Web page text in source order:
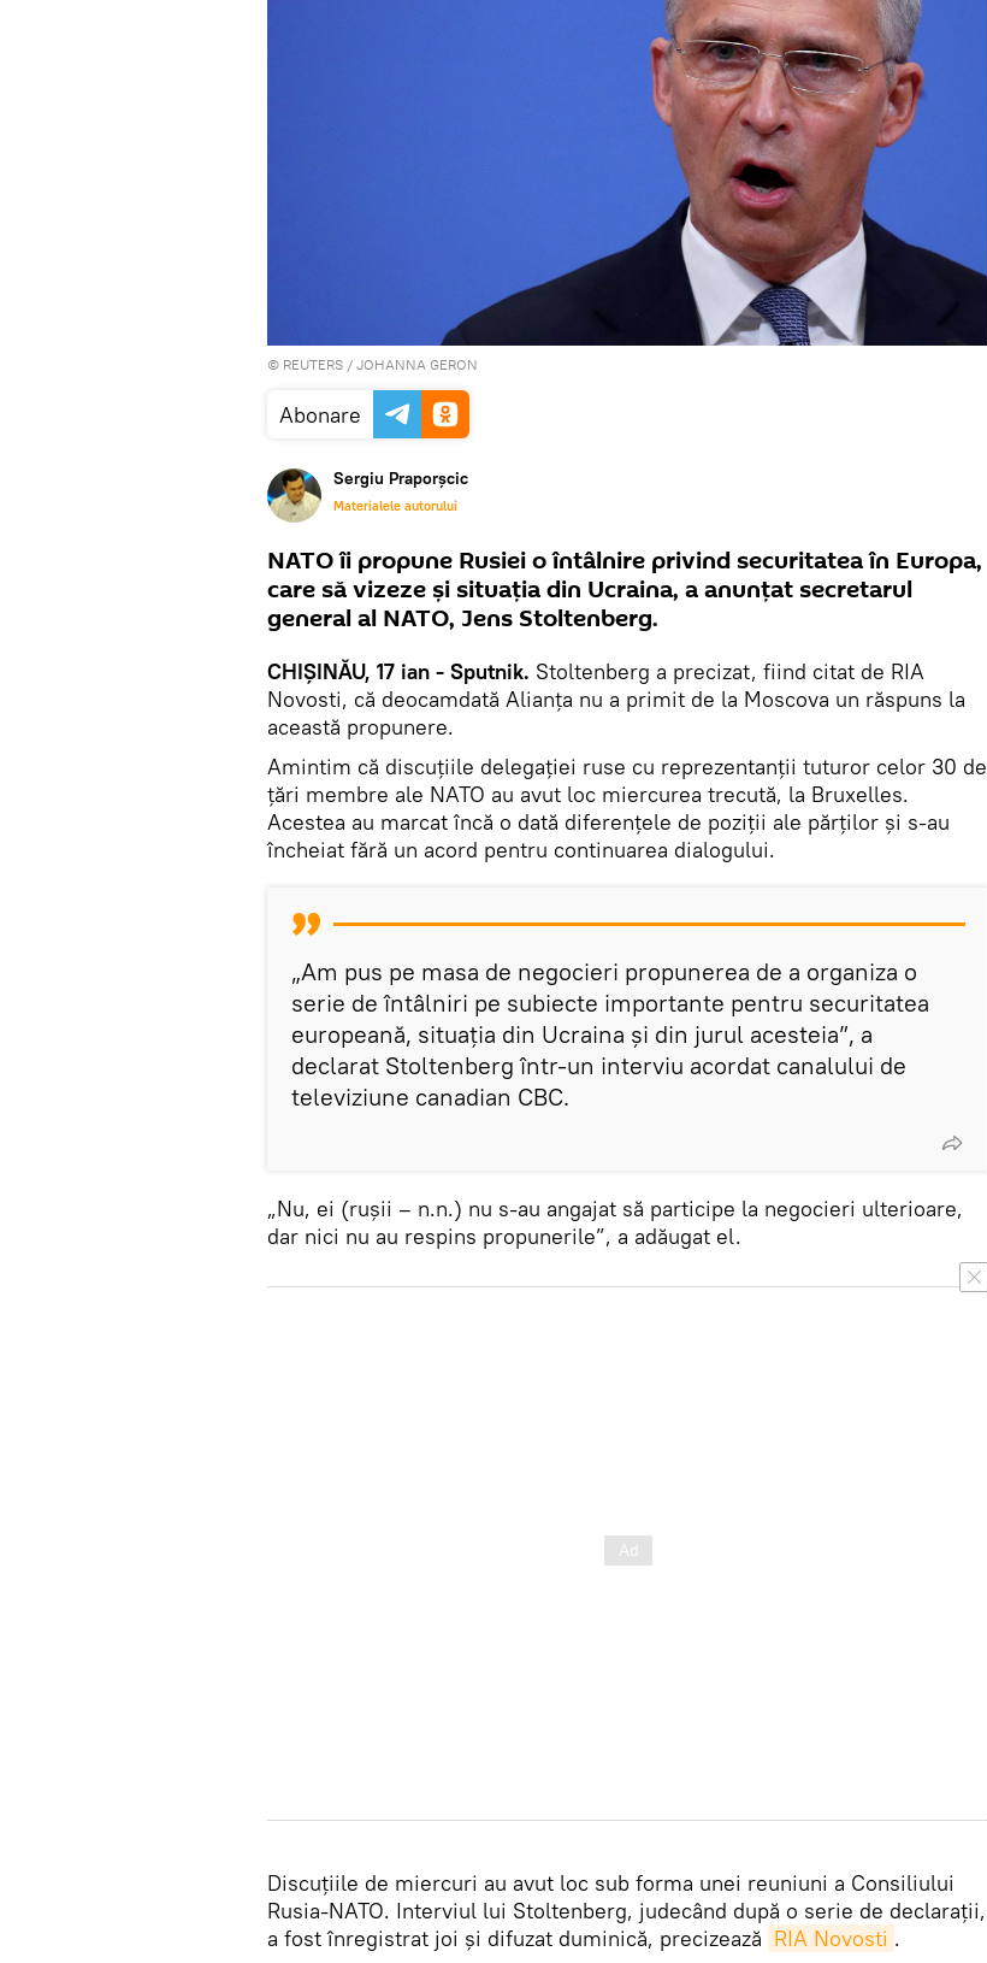
© REUTERS / JOHANNA GERON
Abonare
Sergiu Praporșcic
Materialele autorului
NATO îi propune Rusiei o întâlnire privind securitatea în Europa,
care să vizeze și situația din Ucraina, a anunțat secretarul
general al NATO, Jens Stoltenberg.
CHIȘINĂU, 17 ian - Sputnik. Stoltenberg a precizat, fiind citat de RIA
Novosti, că deocamdată Alianța nu a primit de la Moscova un răspuns la
această propunere.
Amintim că discuțiile delegației ruse cu reprezentanții tuturor celor 30 de
țări membre ale NATO au avut loc miercurea trecută, la Bruxelles.
Acestea au marcat încă o dată diferențele de poziții ale părților și s-au
încheiat fără un acord pentru continuarea dialogului.
„Am pus pe masa de negocieri propunerea de a organiza o
serie de întâlniri pe subiecte importante pentru securitatea
europeană, situația din Ucraina și din jurul acesteia”, a
declarat Stoltenberg într-un interviu acordat canalului de
televiziune canadian CBC.
„Nu, ei (rușii – n.n.) nu s-au angajat să participe la negocieri ulterioare,
dar nici nu au respins propunerile”, a adăugat el.
Discuțiile de miercuri au avut loc sub forma unei reuniuni a Consiliului
Rusia-NATO. Interviul lui Stoltenberg, judecând după o serie de declarații,
a fost înregistrat joi și difuzat duminică, precizează RIA Novosti .